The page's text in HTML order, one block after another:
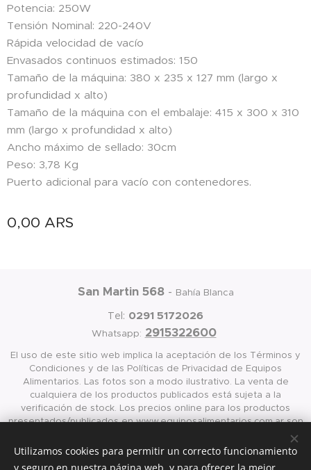
Potencia: 250W
Tensión Nominal: 220-240V
Rápida velocidad de vacío
Envasados continuos estimados: 150
Tamaño de la máquina: 380 x 235 x 127 mm (largo x
profundidad x alto)
Tamaño de la máquina con el embalaje: 415 x 300 x 310
mm (largo x profundidad x alto)
Ancho máximo de sellado: 30cm
Peso: 3,78 Kg
Puerto adicional para vacío con contenedores.
0,00 ARS
San Martin 568- Bahía Blanca
Tel: 0291 5172026
Whatsapp: 2915322600
El uso de este sitio web implica la aceptación de los Términos y
Condiciones y de las Políticas de Privacidad de Equipos
Alimentarios. Las fotos son a modo ilustrativo. La venta de
cualquiera de los productos publicados está sujeta a la
verificación de stock. Los precios online para los productos
presentados/publicados en www.equiposalimentarios.com.ar son
válidos exclusivamente para la compra vía internet en las página
antes mencionada
Utilizamos cookies para permitir un correcto funcionamiento